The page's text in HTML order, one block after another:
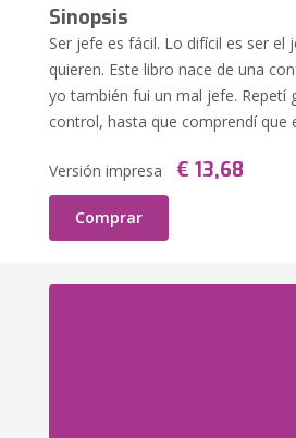
Sinopsis
Ser jefe es fácil. Lo difícil es ser el
quieren. Este libro nace de una
yo también fui un mal jefe. Repetí
control, hasta que comprendí que
Versión impresa € 13,68
Comprar